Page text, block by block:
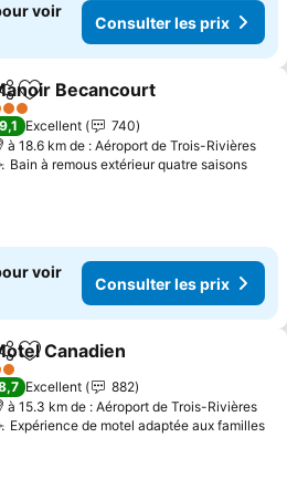
voir
Consulter les prix
Ajouter à mes favoris
Becancourt
9,1 Excellent
740
à 18.6 km de : Aéroport de Trois-Rivières
Bain à remous extérieur quatre saisons
voir
Consulter les prix
Ajouter à mes favoris
Canadien
Excellent
882
à 15.3 km de : Aéroport de Trois-Rivières
Expérience de motel adaptée aux familles